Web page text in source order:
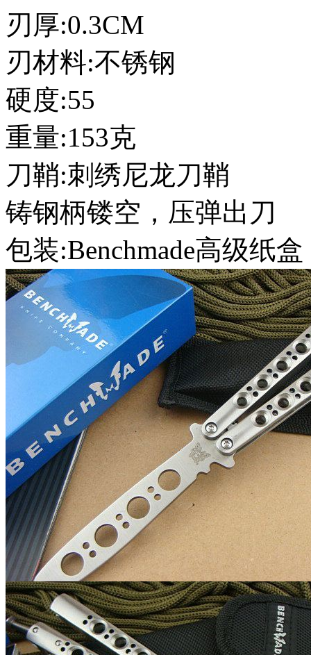
刃厚:0.3CM
刃材料:不锈钢
硬度:55
重量:153克
刀鞘:刺绣尼龙刀鞘
铸钢柄镂空，压弹出刀
包装:Benchmade高级纸盒